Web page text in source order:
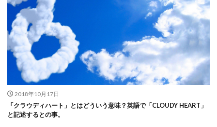
2018年10月17日
「クラウディハート」とはどういう意味？英語で「CLOUDY HEART」
と記述するとの事。